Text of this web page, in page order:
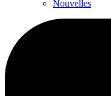
Nouvelles